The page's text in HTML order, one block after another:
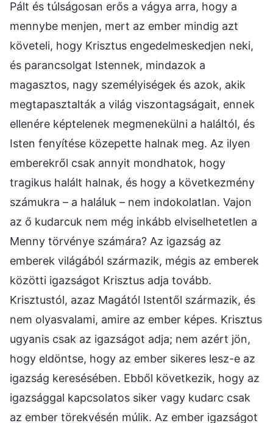
Pált és túlságosan erős a vágya arra, hogy a
mennybe menjen, mert az ember mindig azt
követeli, hogy Krisztus engedelmeskedjen neki,
és parancsolgat Istennek, mindazok a
magasztos, nagy személyiségek és azok, akik
megtapasztalták a világ viszontagságait, ennek
ellenére képtelenek megmenekülni a haláltól, és
Isten fenyítése közepette halnak meg. Az ilyen
emberekről csak annyit mondhatok, hogy
tragikus halált halnak, és hogy a következmény
számukra – a haláluk – nem indokolatlan. Vajon
az ő kudarcuk nem még inkább elviselhetetlen a
Menny törvénye számára? Az igazság az
emberek világából származik, mégis az emberek
közötti igazságot Krisztus adja tovább.
Krisztustól, azaz Magától Istentől származik, és
nem olyasvalami, amire az ember képes. Krisztus
ugyanis csak az igazságot adja; nem azért jön,
hogy eldöntse, hogy az ember sikeres lesz-e az
igazság keresésében. Ebből következik, hogy az
igazsággal kapcsolatos siker vagy kudarc csak
az ember törekvésén múlik. Az ember igazságot